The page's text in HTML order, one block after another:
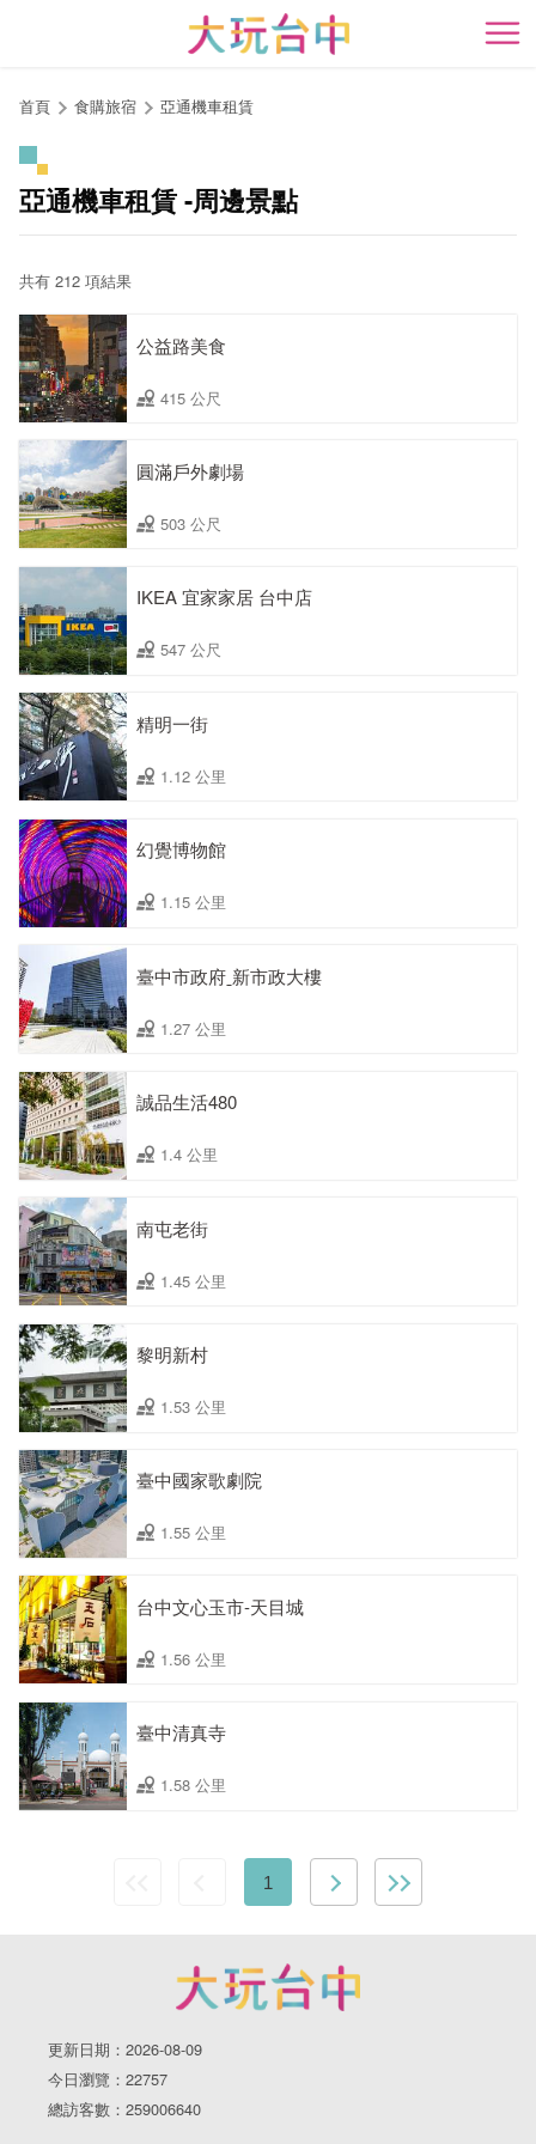
開
首頁 食購旅宿 亞通機車租賃
亞通機車租賃 -周邊景點
共有 212 項結果
公益路美食
415 公尺
圓滿戶外劇場
503 公尺
IKEA 宜家家居 台中店
547 公尺
精明一街
1.12 公里
幻覺博物館
1.15 公里
臺中市政府ˍ新市政大樓
1.27 公里
誠品生活480
1.4 公里
南屯老街
1.45 公里
黎明新村
1.53 公里
臺中國家歌劇院
1.55 公里
台中文心玉市-天目城
1.56 公里
臺中清真寺
1.58 公里
1
更新日期：2026-08-09
今日瀏覽：22757
總訪客數：259006640